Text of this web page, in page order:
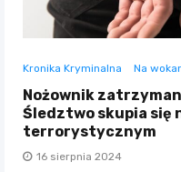
Kronika Kryminalna Na
Nożownik
Śledztwo skupia się
terrorystycznym
16 sierpnia 2024